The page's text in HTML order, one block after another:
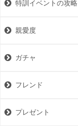
特訓イベントの攻略
親愛度
ガチャ
フレンド
プレゼント